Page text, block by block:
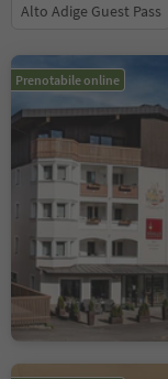
Alto Adige Guest Pass
Prenotabile online